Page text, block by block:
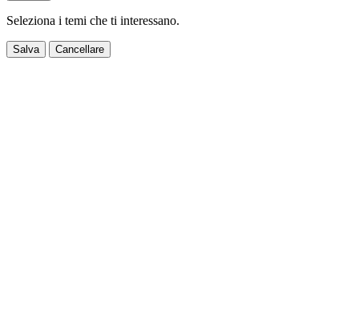
Seleziona i temi che ti interessano.
Salva Cancellare